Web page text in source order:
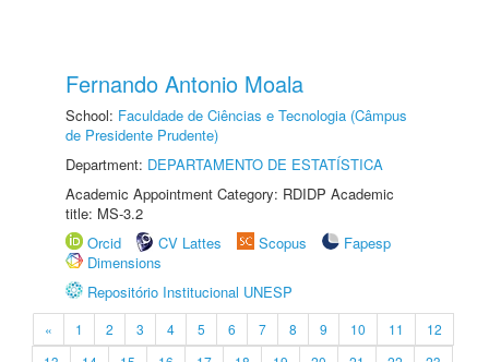
Fernando Antonio Moala
School: Faculdade de Ciências e Tecnologia (Câmpus
de Presidente Prudente)
Department: DEPARTAMENTO DE ESTATÍSTICA
Academic Appointment Category: RDIDP Academic
title: MS-3.2
Orcid
CV Lattes Scopus
Fapesp
Dimensions
Repositório Institucional UNESP
« 1 2 3 4 5 6 7 8 9 10 11
12